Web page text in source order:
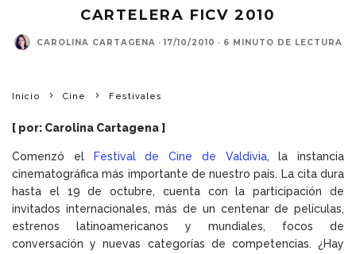
CARTELERA FICV 2010
CAROLINA CARTAGENA · 17/10/2010 · 6 MINUTO DE LECTURA
Inicio Cine Festivales
[ por: Carolina Cartagena ]
Comenzó el Festival de Cine de Valdivia, la instancia
cinematográfica más importante de nuestro país. La cita dura
hasta el 19 de octubre, cuenta con la participación de
invitados internacionales, más de un centenar de películas,
estrenos latinoamericanos y mundiales, focos de
conversación y nuevas categorías de competencias. ¿Hay